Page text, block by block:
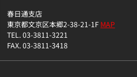
春日通支店
東京都文京区本郷2-38-21-1FMAP
TEL. 03-3811-3221
FAX. 03-3811-3418